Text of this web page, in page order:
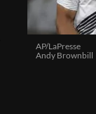
AP/LaPresse
Andy Brownbill